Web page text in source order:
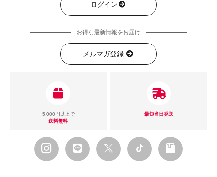
ログイン
お得な最新情報をお届け
メルマガ登録
5,000円以上で
送料無料
最短当日発送